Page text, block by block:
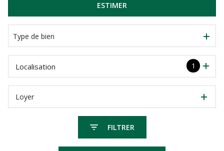
ESTIMER
Type de bien
1
Localisation
Loyer
FILTRER